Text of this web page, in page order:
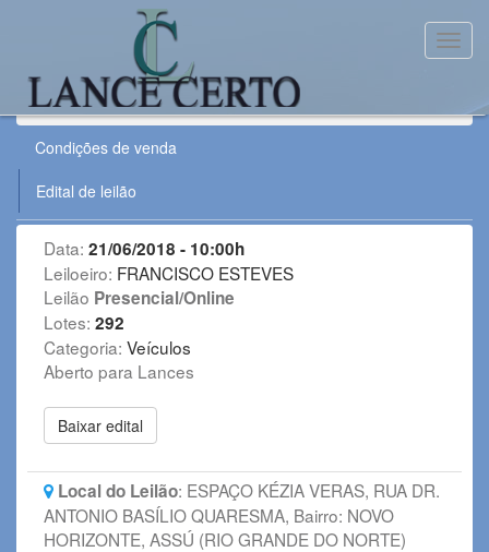
Leilão:210618VE
Condições de venda
Edital de leilão
Data: 21/06/2018 - 10:00h
Leiloeiro: FRANCISCO ESTEVES
Leilão Presencial/Online
Lotes: 292
Categoria: Veículos
Aberto para Lances
Baixar edital
Local do Leilão: ESPAÇO KÉZIA VERAS, RUA DR.
ANTONIO BASÍLIO QUARESMA, Bairro: NOVO
HORIZONTE, ASSÚ (RIO GRANDE DO NORTE)